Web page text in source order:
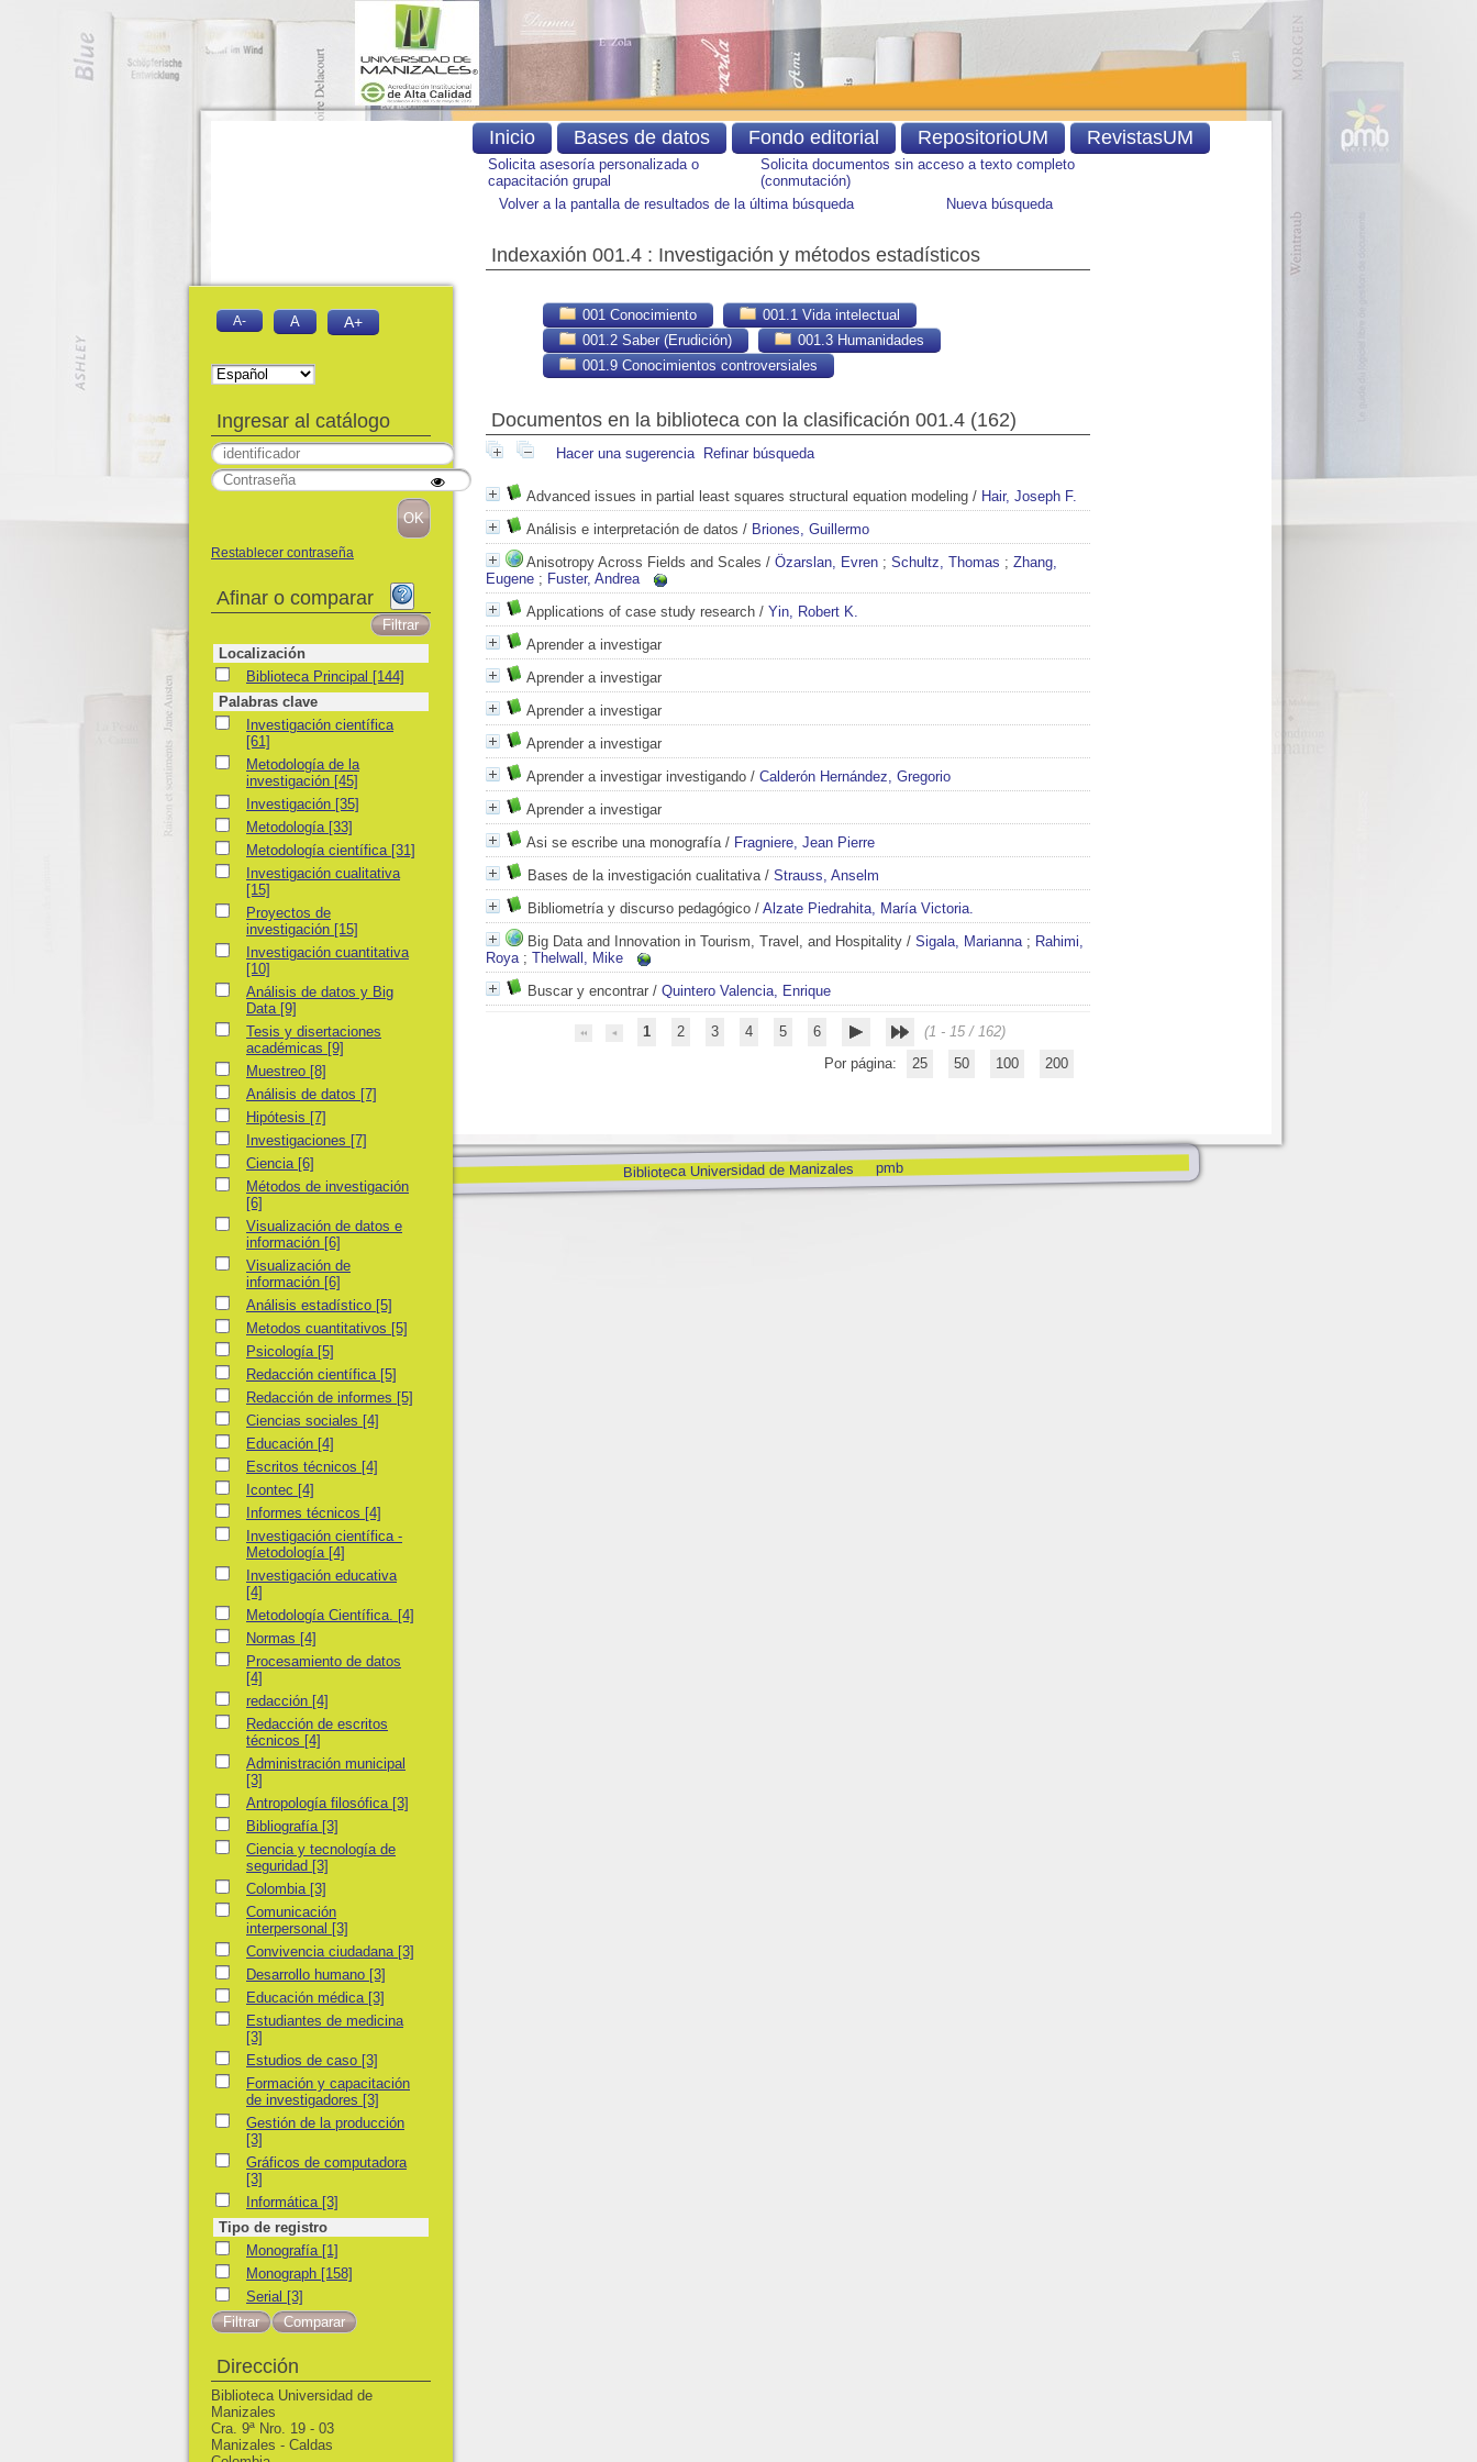
Solicita asesoría personalizada o
capacitación grupal
Solicita documentos sin acceso a texto completo
(conmutación)
Volver a la pantalla de resultados de la última búsqueda
Nueva búsqueda
Indexaxión 001.4 : Investigación y métodos estadísticos
001 Conocimiento
001.1 Vida intelectual
001.2 Saber (Erudición)
001.3 Humanidades
001.9 Conocimientos controversiales
Documentos en la biblioteca con la clasificación 001.4 (162)
Hacer una sugerencia Refinar búsqueda
Advanced issues in partial least squares structural equation modeling / Hair, Joseph F.
Análisis e interpretación de datos / Briones, Guillermo
Anisotropy Across Fields and Scales / Özarslan, Evren ; Schultz, Thomas ; Zhang,
Eugene ; Fuster, Andrea
Applications of case study research / Yin, Robert K.
Aprender a investigar
Aprender a investigar
Aprender a investigar
Aprender a investigar
Aprender a investigar investigando / Calderón Hernández, Gregorio
Aprender a investigar
Asi se escribe una monografía/ Fragniere, Jean Pierre
Bases de la investigación cualitativa/ Strauss, Anselm
Bibliometría y discurso pedagógico / Alzate Piedrahita, María Victoria.
Big Data and Innovation in Tourism, Travel, and Hospitality / Sigala, Marianna; Rahimi,
Roya; Thelwall, Mike
Buscar y encontrar / Quintero Valencia, Enrique
1 2 3 4 5 6
(1 - 15 / 162)
Por página:
25 50 100 200
Biblioteca Universidad de Manizales pmb
Inicio Bases de datos Fondo editorial RepositorioUM RevistasUM
A- A A+
Ingresar al catálogo
Restablecer contraseña
Afinar o comparar
Localización
Biblioteca Principal
Biblioteca Principal [144]
Palabras clave
Investigación científica
Investigación científica
[61]
Metodología de la investigación
Metodología de la
investigación [45]
Investigación
Investigación [35]
Metodología
Metodología [33]
Metodología científica
Metodología científica [31]
Investigación cualitativa
Investigación cualitativa
[15]
Proyectos de investigación
Proyectos de
investigación [15]
Investigación cuantitativa
Investigación cuantitativa
[10]
Análisis de datos y Big Data
Análisis de datos y Big
Data [9]
Tesis y disertaciones académicas
Tesis y disertaciones
académicas [9]
MuestreoMuestreo [8]
Análisis de datos
Análisis de datos [7]
HipótesisHipótesis [7]
Investigaciones
Investigaciones [7]
CienciaCiencia [6]
Métodos de investigación
Métodos de investigación
[6]
Visualización de datos e información
Visualización de datos e
información [6]
Visualización de información
Visualización de
información [6]
Análisis estadístico
Análisis estadístico [5]
Metodos cuantitativos
Metodos cuantitativos [5]
PsicologíaPsicología [5]
Redacción científica
Redacción científica [5]
Redacción de informes
Redacción de informes [5]
Ciencias sociales
Ciencias sociales [4]
EducaciónEducación [4]
Escritos técnicos
Escritos técnicos [4]
IcontecIcontec [4]
Informes técnicos
Informes técnicos [4]
Investigación científica - Metodología
Investigación científica -
Metodología [4]
Investigación educativa
Investigación educativa
[4]
Metodología Científica.
Metodología Científica. [4]
NormasNormas [4]
Procesamiento de datos
Procesamiento de datos
[4]
redacciónredacción [4]
Redacción de escritos técnicos
Redacción de escritos
técnicos [4]
Administración municipal
Administración municipal
[3]
Antropología filosófica
Antropología filosófica [3]
Bibliografía
Bibliografía [3]
Ciencia y tecnología de seguridad
Ciencia y tecnología de
seguridad [3]
ColombiaColombia [3]
Comunicación interpersonal
Comunicación
interpersonal [3]
Convivencia ciudadana
Convivencia ciudadana [3]
Desarrollo humano
Desarrollo humano [3]
Educación médica
Educación médica [3]
Estudiantes de medicina
Estudiantes de medicina
[3]
Estudios de caso
Estudios de caso [3]
Formación y capacitación de investigadores
Formación y capacitación
de investigadores [3]
Gestión de la producción
Gestión de la producción
[3]
Gráficos de computadora
Gráficos de computadora
[3]
InformáticaInformática [3]
Tipo de registro
Monografía
Monografía [1]
Monograph
Monograph [158]
SerialSerial [3]
Dirección
Biblioteca Universidad de
Manizales
Cra. 9ª Nro. 19 - 03
Manizales - Caldas